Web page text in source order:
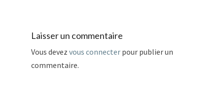
Laisser un commentaire
Vous devez vous connecter pour publier un
commentaire.